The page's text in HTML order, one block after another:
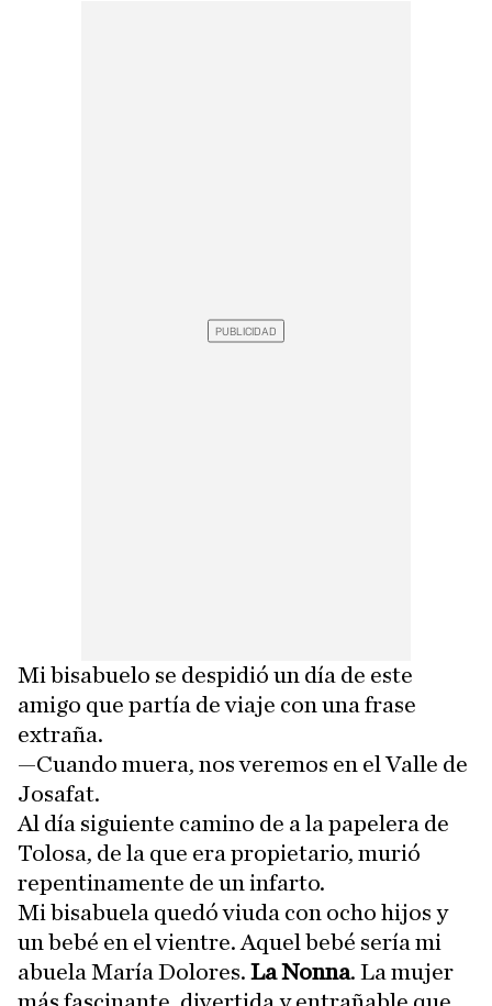
Mi bisabuelo se despidió un día de este
amigo que partía de viaje con una frase
extraña.
—Cuando muera, nos veremos en el Valle de
Josafat.
Al día siguiente camino de a la papelera de
Tolosa, de la que era propietario, murió
repentinamente de un infarto.
Mi bisabuela quedó viuda con ocho hijos y
un bebé en el vientre. Aquel bebé sería mi
abuela María Dolores. La Nonna. La mujer